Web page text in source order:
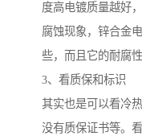
度高电镀质量越好
腐蚀现象，锌合金
些，而且它的耐腐性
3、看质保和标识
其实也是可以看冷
没有质保证书等。